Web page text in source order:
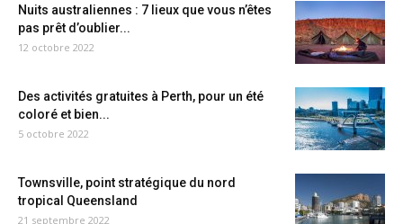
Nuits australiennes : 7 lieux que vous n’êtes
pas prêt d’oublier...
12 octobre 2022
Des activités gratuites à Perth, pour un été
coloré et bien...
5 octobre 2022
Townsville, point stratégique du nord
tropical Queensland
21 septembre 2022